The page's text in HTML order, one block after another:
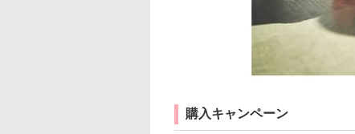
購入キャンペーン